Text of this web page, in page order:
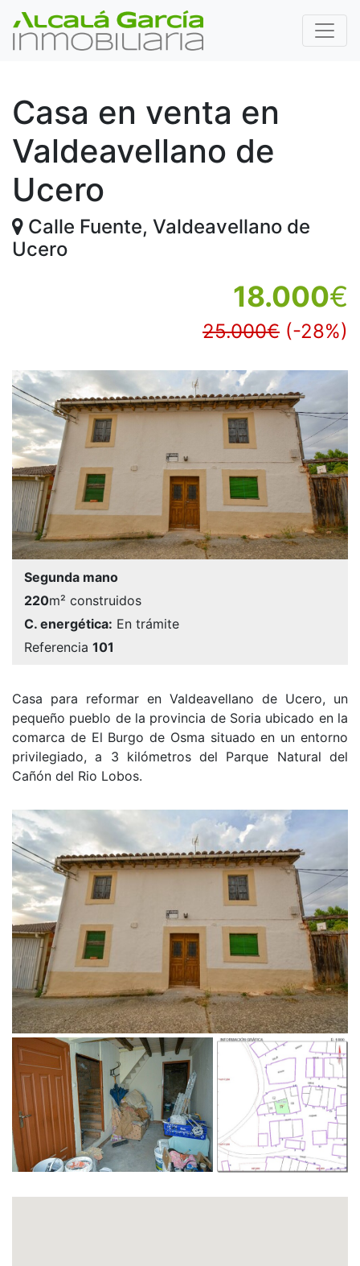
Casa en venta en
Valdeavellano de
Ucero
Calle Fuente, Valdeavellano de
Ucero
18.000€
25.000€ (-28%)
Segunda mano
220m² construidos
C. energética: En trámite
Referencia 101
Casa para reformar en Valdeavellano de Ucero, un
pequeño pueblo de la provincia de Soria ubicado en la
comarca de El Burgo de Osma situado en un entorno
privilegiado, a 3 kilómetros del Parque Natural del
Cañón del Rio Lobos.